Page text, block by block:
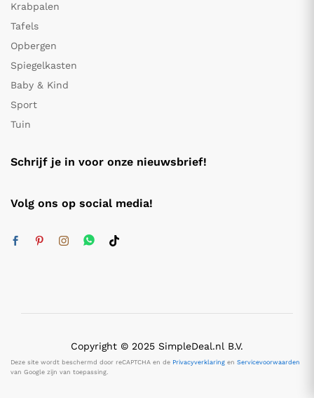
Krabpalen
Tafels
Opbergen
Spiegelkasten
Baby & Kind
Sport
Tuin
Schrijf je in voor onze nieuwsbrief!
Volg ons op social media!
Copyright © 2025 SimpleDeal.nl B.V.
Deze site wordt beschermd door reCAPTCHA en de Privacyverklaring en Servicevoorwaarden
van Google zijn van toepassing.